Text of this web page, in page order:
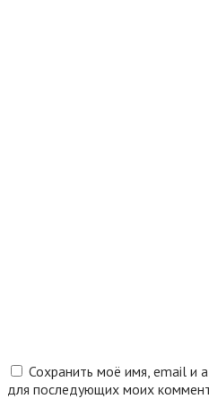
Сохранить моё имя, email и
для последующих моих